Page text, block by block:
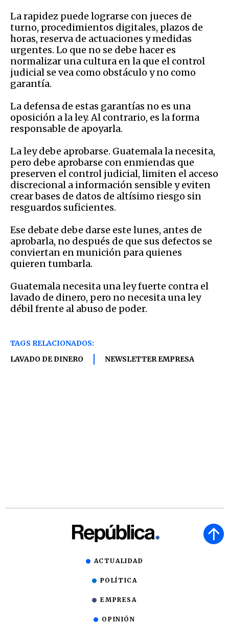
La rapidez puede lograrse con jueces de
turno, procedimientos digitales, plazos de
horas, reserva de actuaciones y medidas
urgentes. Lo que no se debe hacer es
normalizar una cultura en la que el control
judicial se vea como obstáculo y no como
garantía.
La defensa de estas garantías no es una
oposición a la ley. Al contrario, es la forma
responsable de apoyarla.
La ley debe aprobarse. Guatemala la necesita,
pero debe aprobarse con enmiendas que
preserven el control judicial, limiten el acceso
discrecional a información sensible y eviten
crear bases de datos de altísimo riesgo sin
resguardos suficientes.
Ese debate debe darse este lunes, antes de
aprobarla, no después de que sus defectos se
conviertan en munición para quienes
quieren tumbarla.
Guatemala necesita una ley fuerte contra el
lavado de dinero, pero no necesita una ley
débil frente al abuso de poder.
TAGS RELACIONADOS:
LAVADO DE DINERO
NEWSLETTER EMPRESA
ACTUALIDAD
POLÍTICA
EMPRESA
OPINIÓN